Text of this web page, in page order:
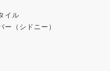
イル
ー（シドニー）